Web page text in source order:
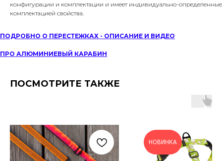
конфигурации и комплектации и имеет индивидуально-определенные
комплектацией свойства.
ПОДРОБНО О ПЕРЕСТЕЖКАХ - ОПИСАНИЕ И ВИДЕО
ПРО АЛЮМИНИЕВЫЙ КАРАБИН
ПОСМОТРИТЕ ТАКЖЕ
НОВИНКА